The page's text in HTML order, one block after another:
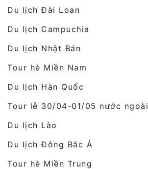
Du lịch Đài Loan
Du lịch Campuchia
Du lịch Nhật Bản
Tour hè Miền Nam
Du lịch Hàn Quốc
Tour lễ 30/04-01/05 nước ngoài
Du lịch Lào
Du lịch Đông Bắc Á
Tour hè Miền Trung